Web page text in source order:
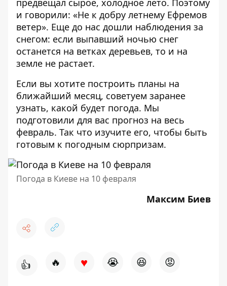
предвещал сырое, холодное лето. Поэтому
и говорили: «Не к добру летнему Ефремов
ветер». Еще до нас дошли наблюдения за
снегом: если выпавший ночью снег
останется на ветках деревьев, то и на
земле не растает.
Если вы хотите построить планы на
ближайший месяц, советуем заранее
узнать, какой будет погода. Мы
подготовили для вас прогноз на весь
февраль. Так что изучите его, чтобы быть
готовым к погодным сюрпризам.
Погода в Киеве на 10 февраля
Максим Биев
👍 🔥 ♥ 😭 😆 😡